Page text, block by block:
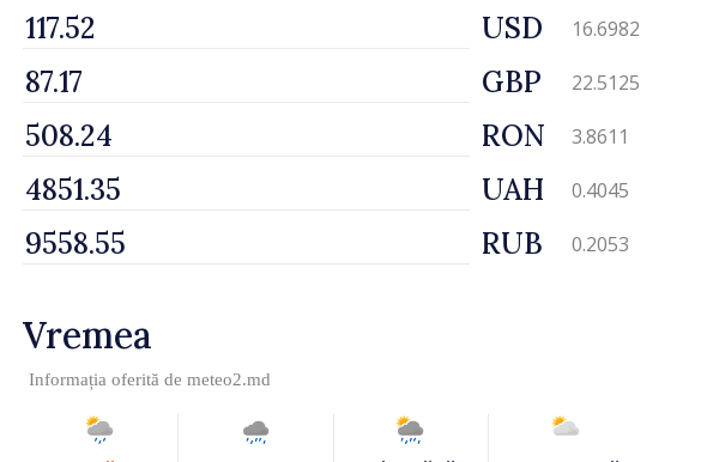
USD 16.6982
GBP 22.5125
RON 3.8611
UAH 0.4045
RUB 0.2053
Vremea
Informația oferită de meteo2.md